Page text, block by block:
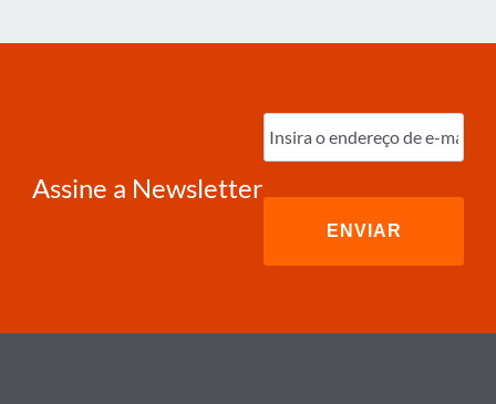
Assine a Newsletter
Digite
o
e-